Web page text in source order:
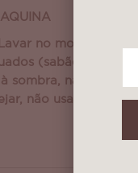
Lavar no modo
(sabão neutro),
sombra, não deixar
não usar produtos